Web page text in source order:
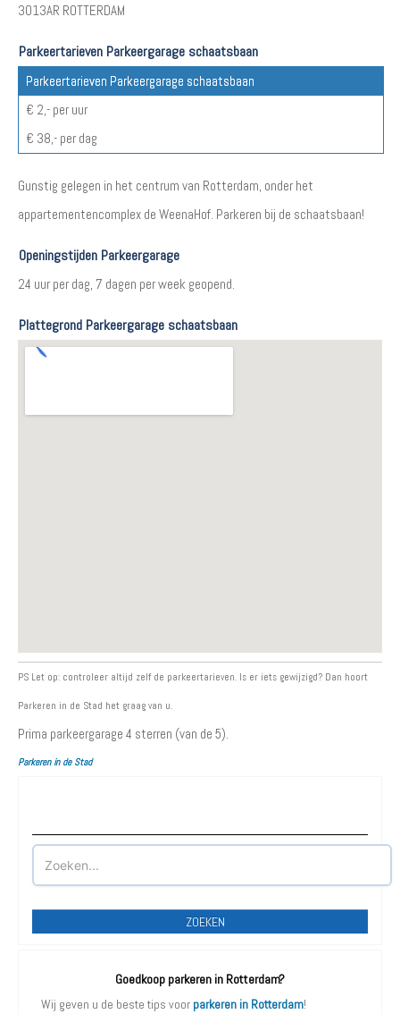
3013AR ROTTERDAM
Parkeertarieven Parkeergarage schaatsbaan
Parkeertarieven Parkeergarage schaatsbaan
€ 2,- per uur
€ 38,- per dag
Gunstig gelegen in het centrum van Rotterdam, onder het
appartementencomplex de WeenaHof. Parkeren bij de schaatsbaan!
Openingstijden Parkeergarage
24 uur per dag, 7 dagen per week geopend.
Plattegrond Parkeergarage schaatsbaan
PS Let op: controleer altijd zelf de parkeertarieven. Is er iets gewijzigd? Dan hoort
Parkeren in de Stad het graag van u.
Prima parkeergarage 4 sterren (van de 5).
Parkeren in de Stad
ZOEKEN
Goedkoop parkeren in Rotterdam?
Wij geven u de beste tips voor parkeren in Rotterdam!